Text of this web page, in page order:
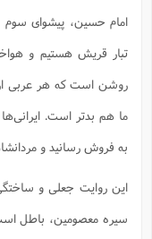
امام حسین، پیشوای سوم
تبار قریش هستیم و
روشن است که هر عربی از
ما هم بدتر است. ایرانی‌ها
به فروش رسانید و
این روایت جعلی و
سیره معصومین، باطل